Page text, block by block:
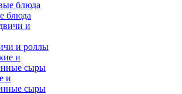
блюда
и роллы
и
сыры